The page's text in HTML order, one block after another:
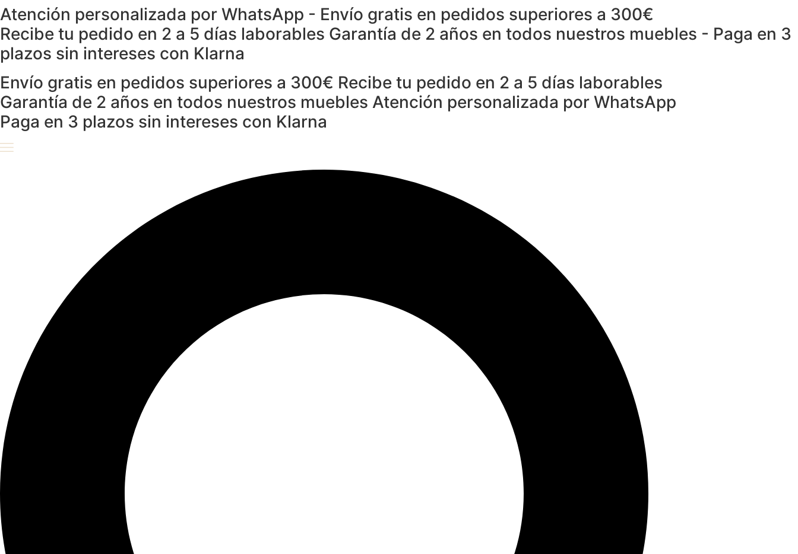
Ir
al
contenido
Atención personalizada por WhatsApp - Envío gratis en pedidos superiores a 300€
Recibe tu pedido en 2 a 5 días laborables Garantía de 2 años en todos nuestros muebles - Paga en 3
plazos sin intereses con Klarna
Envío gratis en pedidos superiores a 300€ Recibe tu pedido en 2 a 5 días laborables
Garantía de 2 años en todos nuestros muebles Atención personalizada por WhatsApp
Paga en 3 plazos sin intereses con Klarna